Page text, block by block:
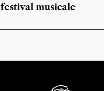
musicale